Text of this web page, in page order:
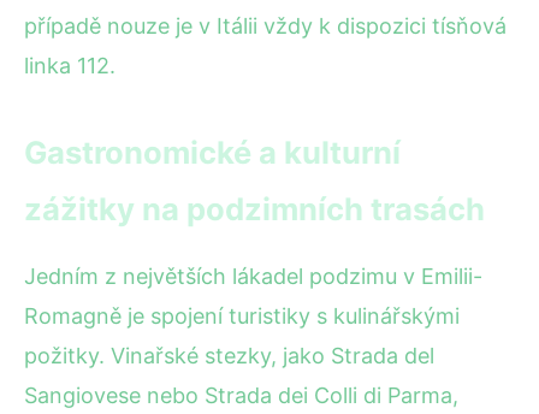
případě nouze je v Itálii vždy k dispozici tísňová
linka 112.
Gastronomické a kulturní
zážitky na podzimních trasách
Jedním z největších lákadel podzimu v Emilii-
Romagně je spojení turistiky s kulinářskými
požitky. Vinařské stezky, jako Strada del
Sangiovese nebo Strada dei Colli di Parma,